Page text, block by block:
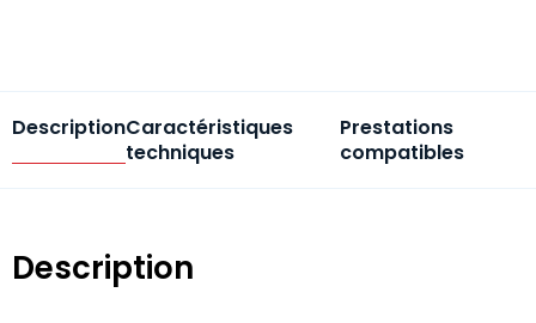
DescriptionCaractéristiques
techniques
Prestations
compatibles
Description